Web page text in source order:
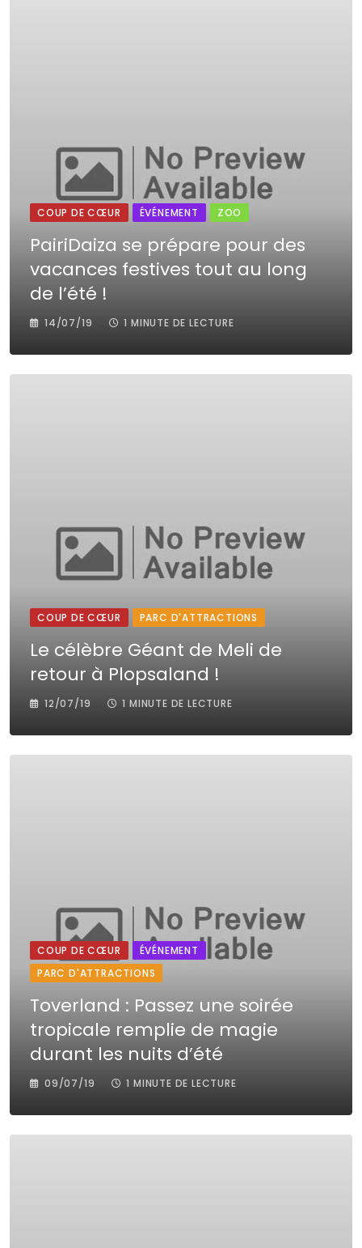
COUP DE CŒUR ÉVÉNEMENT ZOO
PairiDaiza se prépare pour des
vacances festives tout au long
de l’été !
14/07/19 1 MINUTE DE LECTURE
COUP DE CŒUR PARC D'ATTRACTIONS
Le célèbre Géant de Meli de
retour à Plopsaland !
12/07/19 1 MINUTE DE LECTURE
COUP DE CŒUR
ÉVÉNEMENT
PARC D'ATTRACTIONS
Toverland : Passez une soirée
tropicale remplie de magie
durant les nuits d’été
09/07/19 1 MINUTE DE LECTURE